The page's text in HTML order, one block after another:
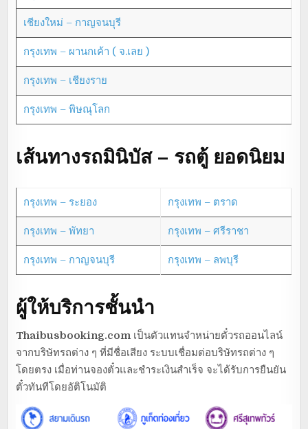
เชียงใหม่ – กาญจนบุรี
กรุงเทพ – ผานกเค้า ( จ.เลย )
กรุงเทพ – เชียงราย
กรุงเทพ – พิษณุโลก
เส้นทางรถมินิบัส – รถตู้ ยอดนิยม
กรุงเทพ – ระยอง กรุงเทพ – ตราด
กรุงเทพ – พัทยา กรุงเทพ – ศรีราชา
กรุงเทพ – กาญจนบุรี กรุงเทพ – ลพบุรี
ผู้ให้บริการชั้นนำ
Thaibusbooking.com เป็นตัวแทนจำหน่ายตั๋วรถออนไลน์
จากบริษัทรถต่าง ๆ ที่มีชื่อเสียง ระบบเชื่อมต่อบริษัทรถต่าง ๆ
โดยตรง เมื่อท่านจองตั๋วและชำระเงินสำเร็จ จะได้รับการยืนยัน
ตั๋วทันทีโดยอัติโนมัติ